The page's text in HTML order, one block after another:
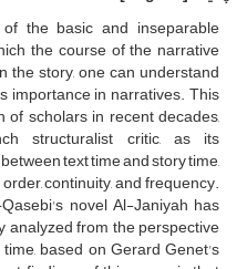
the basic and inseparable
the course of the narrative
the story, one can understand
importance in narratives. This
scholars in recent decades,
structuralist critic, as its
text time and story time,
continuity, and frequency.
novel Al-Janiyah has
analyzed from the perspective
based on Gerard Genet's